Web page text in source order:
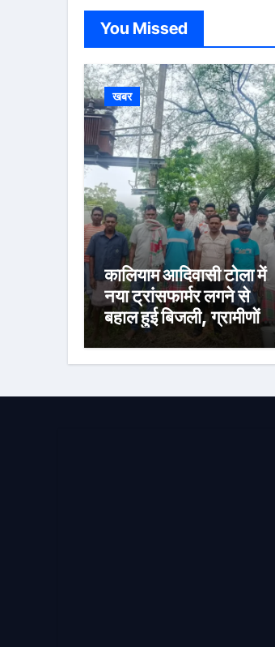
You Missed
खबर
कालियाम आदिवासी टोला में
नया ट्रांसफार्मर लगने से
बहाल हुई बिजली, ग्रामीणों ने
जताई खुशी